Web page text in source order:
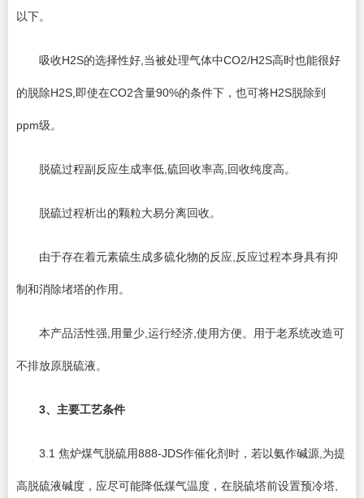
以下。
吸收H2S的选择性好,当被处理气体中CO2/H2S高时也能很好
的脱除H2S,即使在CO2含量90%的条件下，也可将H2S脱除到
ppm级。
脱硫过程副反应生成率低,硫回收率高,回收纯度高。
脱硫过程析出的颗粒大易分离回收。
由于存在着元素硫生成多硫化物的反应,反应过程本身具有抑
制和消除堵塔的作用。
本产品活性强,用量少,运行经济,使用方便。用于老系统改造可
不排放原脱硫液。
3、主要工艺条件
3.1 焦炉煤气脱硫用888-JDS作催化剂时，若以氨作碱源,为提
高脱硫液碱度，应尽可能降低煤气温度，在脱硫塔前设置预冷塔,